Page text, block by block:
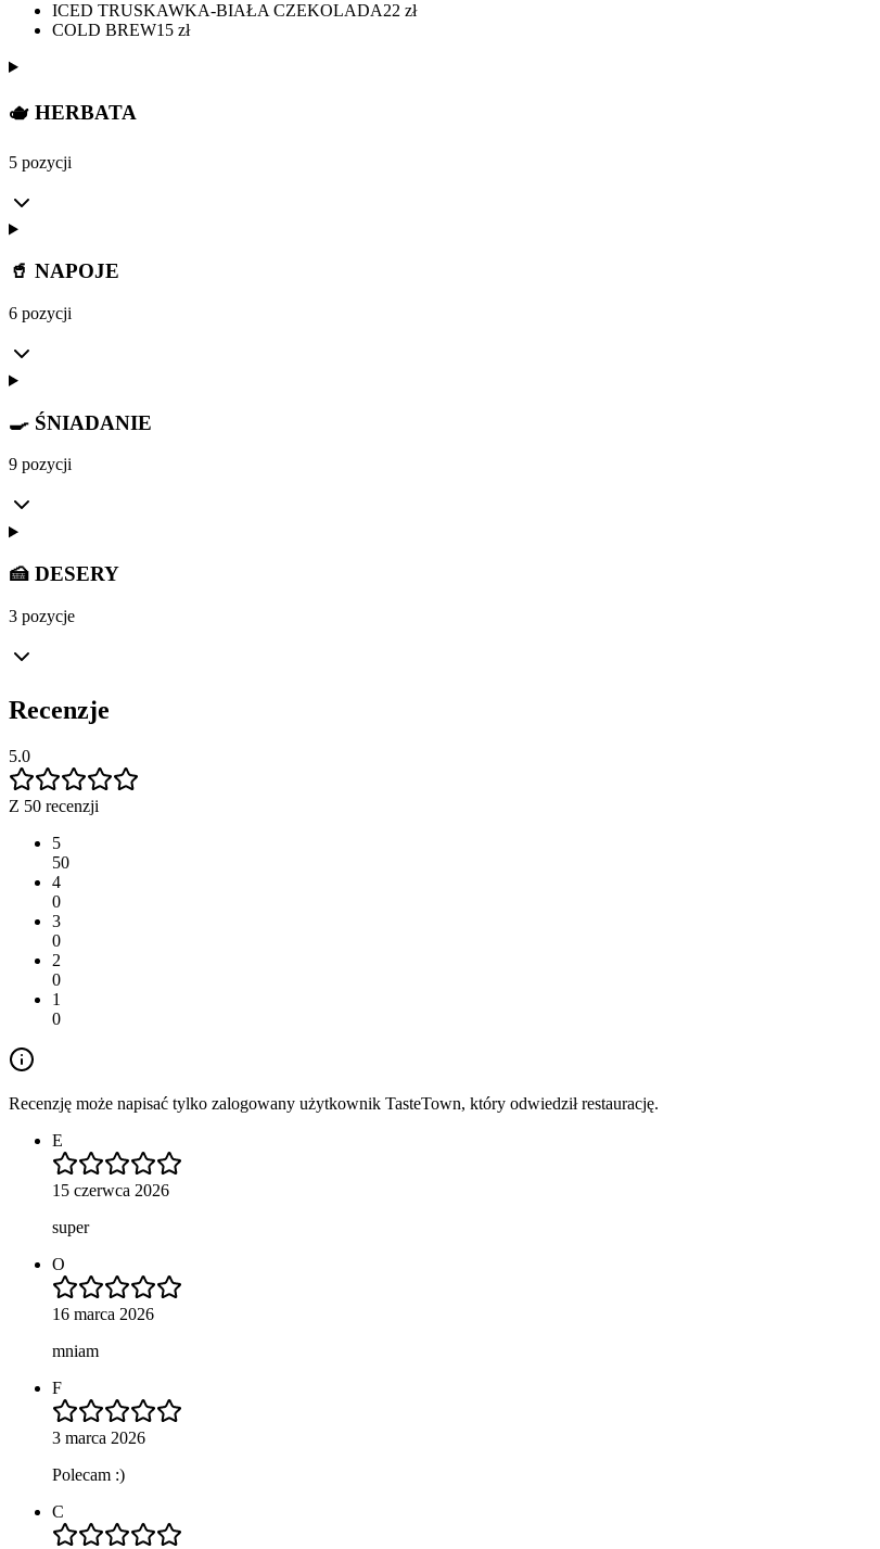
ICED TRUSKAWKA-BIAŁA CZEKOLADA22 zł
COLD BREW15 zł
🫖 HERBATA
5 pozycji
🥤 NAPOJE
6 pozycji
🍳 ŚNIADANIE
9 pozycji
🍰 DESERY
3 pozycje
Recenzje
5.0
Z 50 recenzji
5
50
4
0
3
0
2
0
1
0
Recenzję może napisać tylko zalogowany użytkownik TasteTown, który odwiedził restaurację.
E
15 czerwca 2026
super
O
16 marca 2026
mniam
F
3 marca 2026
Polecam :)
C